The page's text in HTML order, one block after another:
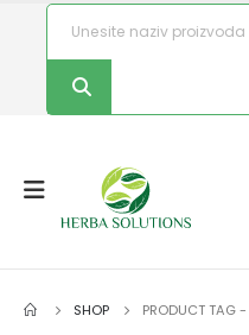
SHOP PRODUCT TAG -